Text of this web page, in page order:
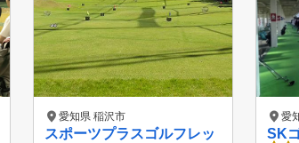
愛知県 稲沢市
スポーツプラスゴルフレッ
愛
SK